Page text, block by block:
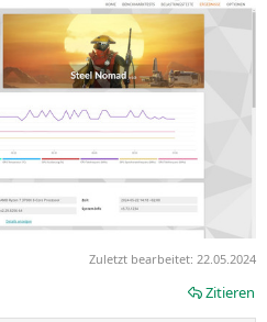
Zuletzt bearbeitet: 22.05.2024
Zitieren